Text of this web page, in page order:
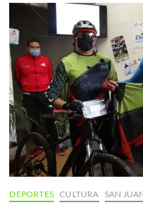
VS
Trail
San
Juan
Totolac
2021
DEPORTES CULTURA SAN